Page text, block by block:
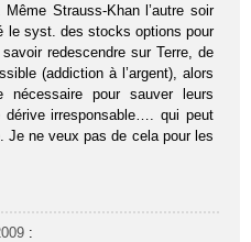
Strauss-Khan l’autre soir
le syst. des stocks options pour
redescendre sur Terre, de
(addiction à l’argent), alors
nécessaire pour sauver leurs
dérive irresponsable…. qui peut
Je ne veux pas de cela pour les
: